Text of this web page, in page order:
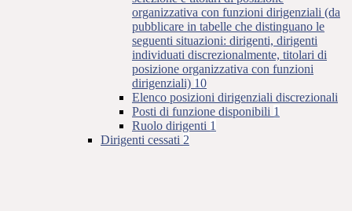
organizzativa con funzioni dirigenziali (da
pubblicare in tabelle che distinguano le
seguenti situazioni: dirigenti, dirigenti
individuati discrezionalmente, titolari di
posizione organizzativa con funzioni
dirigenziali) 10
Elenco posizioni dirigenziali discrezionali
Posti di funzione disponibili 1
Ruolo dirigenti 1
Dirigenti cessati 2